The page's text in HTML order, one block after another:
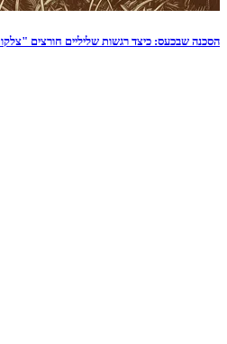
הסכנה שבכעס: כיצד רגשות שליליים חורצים